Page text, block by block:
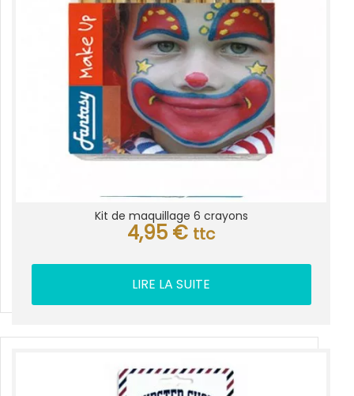
Kit de maquillage 6 crayons
4,95 € ttc
LIRE LA SUITE